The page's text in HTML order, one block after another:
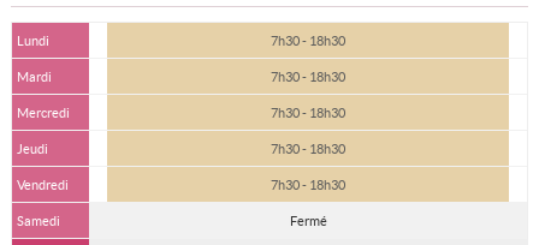
Lundi 7h30 - 18h30
Mardi 7h30 - 18h30
Mercredi 7h30 - 18h30
Jeudi 7h30 - 18h30
Vendredi 7h30 - 18h30
Samedi Fermé